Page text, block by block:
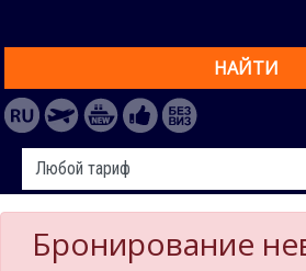
НАЙТИ
Бронирование